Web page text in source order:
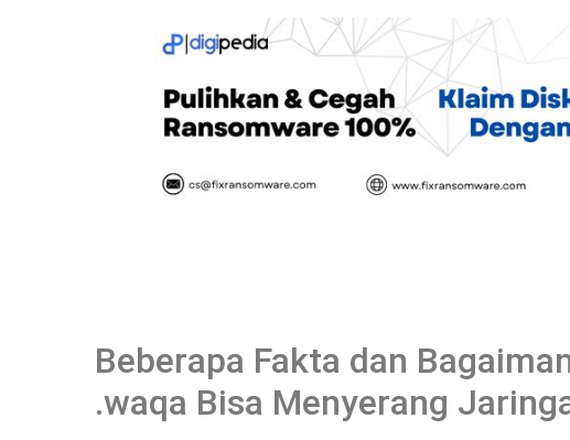
Beberapa Fakta dan
.waqa Bisa Menyerang